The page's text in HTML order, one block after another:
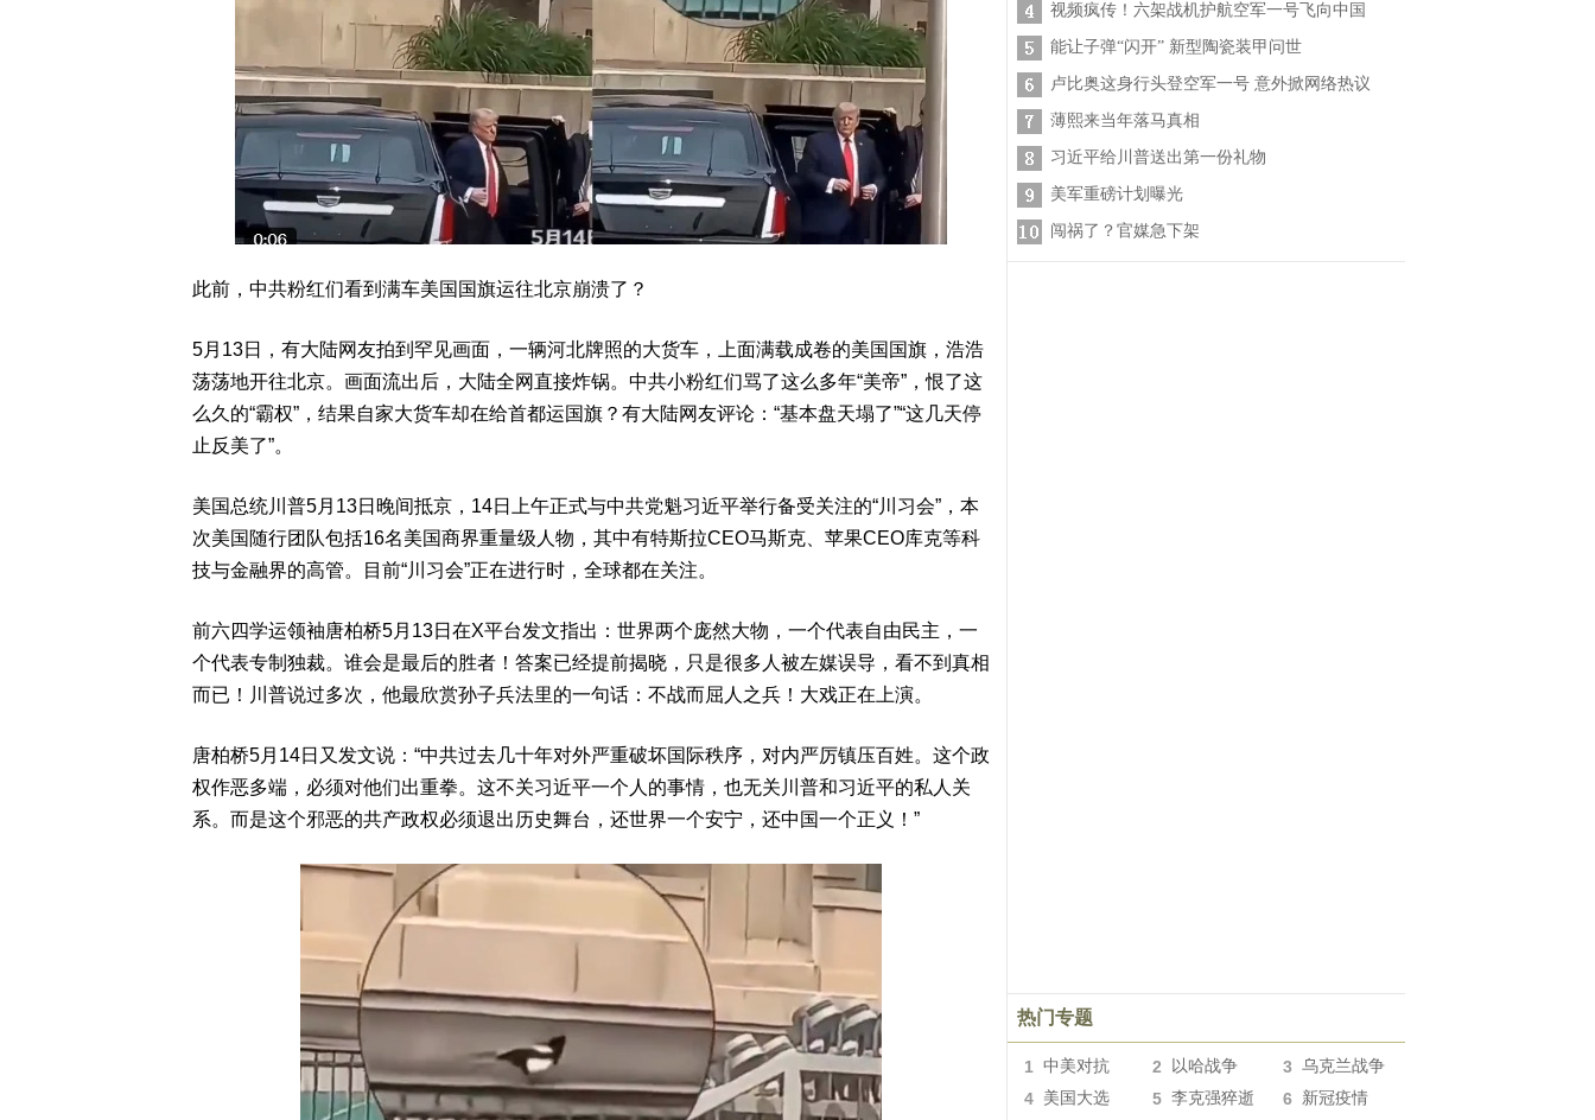
此前，中共粉红们看到满车美国国旗运往北京崩溃了？
5月13日，有大陆网友拍到罕见画面，一辆河北牌照的大货车，上面满载成卷的美国国旗，浩浩
荡荡地开往北京。画面流出后，大陆全网直接炸锅。中共小粉红们骂了这么多年“美帝”，恨了这
么久的“霸权”，结果自家大货车却在给首都运国旗？有大陆网友评论：“基本盘天塌了”“这几天停
止反美了”。
美国总统川普5月13日晚间抵京，14日上午正式与中共党魁习近平举行备受关注的“川习会”，本
次美国随行团队包括16名美国商界重量级人物，其中有特斯拉CEO马斯克、苹果CEO库克等科
技与金融界的高管。目前“川习会”正在进行时，全球都在关注。
前六四学运领袖唐柏桥5月13日在X平台发文指出：世界两个庞然大物，一个代表自由民主，一
个代表专制独裁。谁会是最后的胜者！答案已经提前揭晓，只是很多人被左媒误导，看不到真相
而已！川普说过多次，他最欣赏孙子兵法里的一句话：不战而屈人之兵！大戏正在上演。
唐柏桥5月14日又发文说：“中共过去几十年对外严重破坏国际秩序，对内严厉镇压百姓。这个政
权作恶多端，必须对他们出重拳。这不关习近平一个人的事情，也无关川普和习近平的私人关
系。而是这个邪恶的共产政权必须退出历史舞台，还世界一个安宁，还中国一个正义！”
视频疯传！六架战机护航空军一号飞向中国
能让子弹“闪开” 新型陶瓷装甲问世
卢比奥这身行头登空军一号 意外掀网络热议
薄熙来当年落马真相
习近平给川普送出第一份礼物
美军重磅计划曝光
闯祸了？官媒急下架
热门专题
1 中美对抗 2 以哈战争 3 乌克兰战争
4 美国大选 5 李克强猝逝 6 新冠疫情